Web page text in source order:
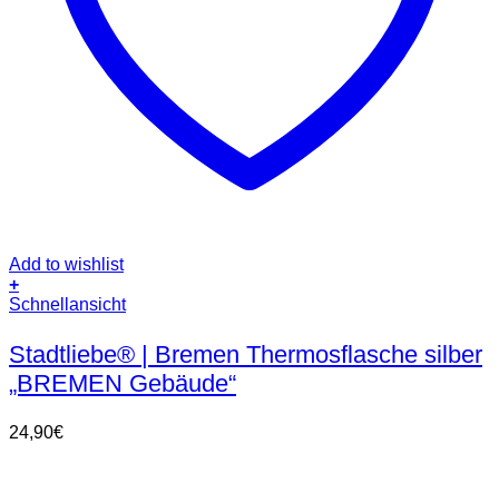
Add to wishlist
+
Schnellansicht
Stadtliebe® | Bremen Thermosflasche silber
„BREMEN Gebäude“
24,90€